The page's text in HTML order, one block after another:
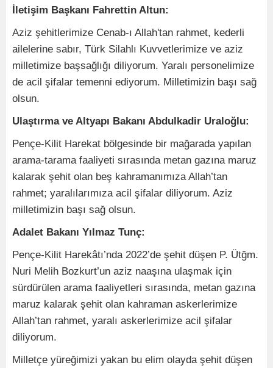
İletişim Başkanı Fahrettin Altun:
Aziz şehitlerimize Cenab-ı Allah'tan rahmet, kederli
ailelerine sabır, Türk Silahlı Kuvvetlerimize ve aziz
milletimize başsağlığı diliyorum. Yaralı personelimize
de acil şifalar temenni ediyorum. Milletimizin başı sağ
olsun.
Ulaştırma ve Altyapı Bakanı Abdulkadir Uraloğlu:
Pençe-Kilit Harekat bölgesinde bir mağarada yapılan
arama-tarama faaliyeti sırasında metan gazına maruz
kalarak şehit olan beş kahramanımıza Allah’tan
rahmet; yaralılarımıza acil şifalar diliyorum. Aziz
milletimizin başı sağ olsun.
Adalet Bakanı Yılmaz Tunç:
Pençe-Kilit Harekâtı’nda 2022’de şehit düşen P. Ütğm.
Nuri Melih Bozkurt’un aziz naaşına ulaşmak için
sürdürülen arama faaliyetleri sırasında, metan gazına
maruz kalarak şehit olan kahraman askerlerimize
Allah’tan rahmet, yaralı askerlerimize acil şifalar
diliyorum.
Milletçe yüreğimizi yakan bu elim olayda şehit düşen